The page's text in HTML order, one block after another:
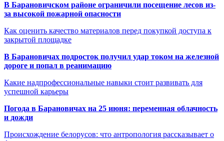
В Барановичском районе ограничили посещение лесов из-
за высокой пожарной опасности
Как оценить качество материалов перед покупкой доступа к
закрытой площадке
В Барановичах подросток получил удар током на железной
дороге и попал в реанимацию
Какие надпрофессиональные навыки стоит развивать для
успешной карьеры
Погода в Барановичах на 25 июня: переменная облачность
и дожди
Происхождение белорусов: что антропология рассказывает о